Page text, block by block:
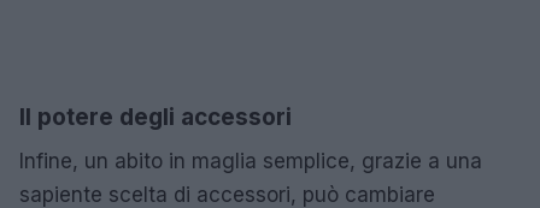
Il potere degli accessori
Infine, un abito in maglia semplice, grazie a una
sapiente scelta di accessori, può cambiare